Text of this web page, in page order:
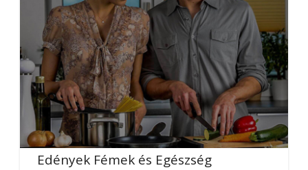
Edények Fémek és Egészség